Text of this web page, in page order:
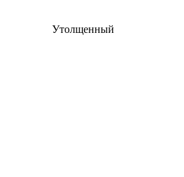
Утолщенный